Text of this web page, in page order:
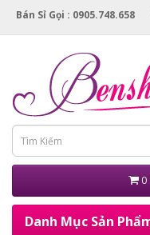
Bán Sỉ Gọi : 0905.748.658
0
Danh Mục Sản